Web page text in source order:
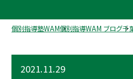
個別指導塾WAM個別指導WAM ブログ千
2021.11.29